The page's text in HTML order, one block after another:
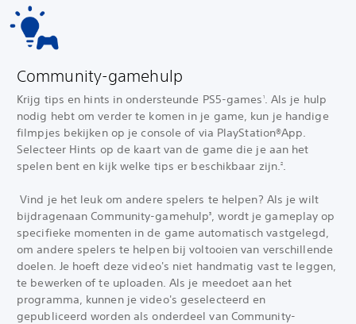
Community-gamehulp
Krijg tips en hints in ondersteunde PS5-games 1‎. Als je hulp
nodig hebt om verder te komen in je game, kun je handige
filmpjes bekijken op je console of via PlayStation®App.
Selecteer Hints op de kaart van de game die je aan het
spelen bent en kijk welke tips er beschikbaar zijn.2 ‎.
‎ Vind je het leuk om andere spelers te helpen? Als je wilt
bijdragenaan Community-gamehulp3 , wordt je gameplay op
specifieke momenten in de game automatisch vastgelegd,
om andere spelers te helpen bij voltooien van verschillende
doelen. Je hoeft deze video's niet handmatig vast te leggen,
te bewerken of te uploaden. Als je meedoet aan het
programma, kunnen je video's geselecteerd en
gepubliceerd worden als onderdeel van Community-